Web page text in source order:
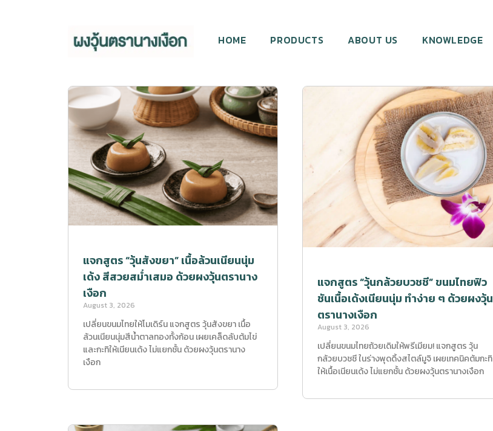
HOME PRODUCTS ABOUT US KNOWLEDGE
แจกสูตร “วุ้นสังขยา” เนื้อล้วนเนียนนุ่ม
เด้ง สีสวยสม่ำเสมอ ด้วยผงวุ้นตรานาง
เงือก
August 3, 2026
เปลี่ยนขนมไทยให้โมเดิร์น แจกสูตร วุ้นสังขยา เนื้อ
ล้วนเนียนนุ่มสีน้ำตาลทองทั้งก้อน เผยเคล็ดลับต้มไข่
และกะทิให้เนียนเด้ง ไม่แยกชั้น ด้วยผงวุ้นตรานาง
เงือก
แจกสูตร “วุ้นกล้วยบวชชี” ขนมไทยฟิว
ชันเนื้อเด้งเนียนนุ่ม ทำง่าย ๆ ด้วยผงวุ้น
ตรานางเงือก
August 3, 2026
เปลี่ยนขนมไทยถ้วยเดิมให้พรีเมียม! แจกสูตร วุ้น
กล้วยบวชชี ในร่างพุดดิ้งสไตล์มูจิ เผยเทคนิคต้มกะทิ
ให้เนื้อเนียนเด้ง ไม่แยกชั้น ด้วยผงวุ้นตรานางเงือก